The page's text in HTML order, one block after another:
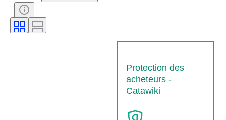
Types de mesure
Protection des
acheteurs -
Catawiki